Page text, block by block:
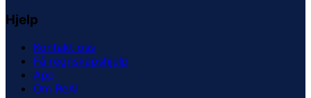
Hjelp
Kontakt oss
Få regnskapshjelp
App
Om ReAI